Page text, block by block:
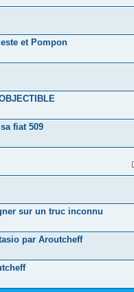
et Pompon
fiat 509
sur un truc inconnu
par Aroutcheff